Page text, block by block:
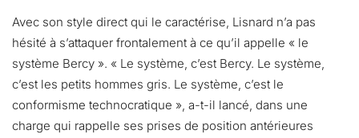
Avec son style direct qui le caractérise, Lisnard n’a pas
hésité à s’attaquer frontalement à ce qu’il appelle « le
système Bercy ». « Le système, c’est Bercy. Le système,
c’est les petits hommes gris. Le système, c’est le
conformisme technocratique », a-t-il lancé, dans une
charge qui rappelle ses prises de position antérieures